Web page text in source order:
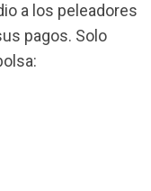
a los peleadores
pagos. Solo